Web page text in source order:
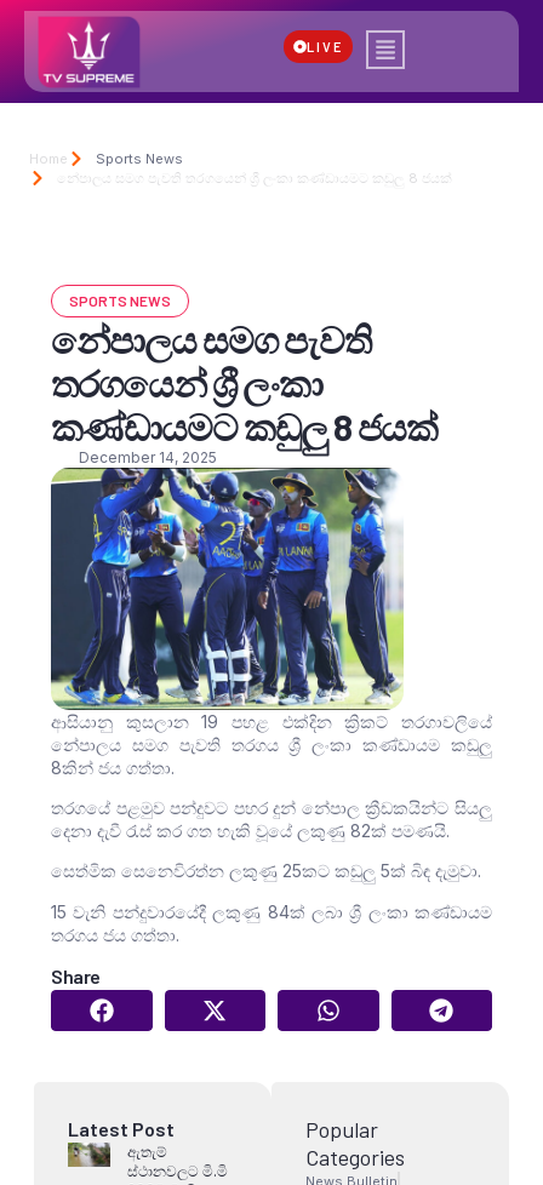
LIVE
Home
Sports News
නේපාලය සමග පැවති තරගයෙන් ශ්‍රී ලංකා කණ්ඩායමට කඩුලු 8 ජයක්
SPORTS NEWS
නේපාලය සමග පැවති
තරගයෙන් ශ්‍රී ලංකා
කණ්ඩායමට කඩුලු 8 ජයක්
December 14, 2025
ආසියානු කුසලාන 19 පහළ එක්දින ක්‍රිකට් තරගාවලියේ
නේපාලය සමග පැවති තරගය ශ්‍රී ලංකා කණ්ඩායම කඩුලු
8කින් ජය ගත්තා.
තරගයේ පළමුව පන්දුවට පහර දුන් නේපාල ක්‍රීඩකයින්ට සියලු
දෙනා දැවී රැස් කර ගත හැකි වූයේ ලකුණු 82ක් පමණයි.
සෙත්මික සෙනෙවිරත්න ලකුණු 25කට කඩුලු 5ක් බිඳ දැමුවා.
15 වැනි පන්දුවාරයේදී ලකුණු 84ක් ලබා ශ්‍රී ලංකා කණ්ඩායම
තරගය ජය ගත්තා.
Share
Latest Post
ඇතැම්
ස්ථානවලට මි.මි
Popular
Categories
News Bulletin